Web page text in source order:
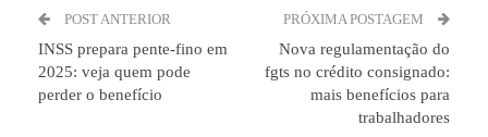
POST ANTERIOR
INSS prepara pente-fino em
2025: veja quem pode
perder o benefício
PRÓXIMA POSTAGEM
Nova regulamentação do
fgts no crédito consignado:
mais benefícios para
trabalhadores